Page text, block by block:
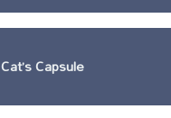
Cat’s Capsule